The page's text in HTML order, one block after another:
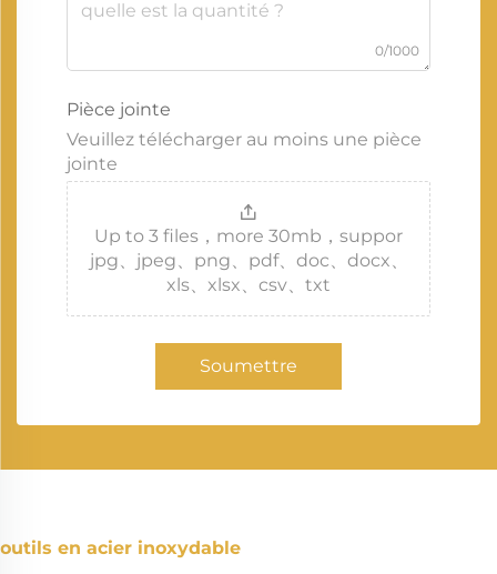
0/1000
Pièce jointe
Veuillez télécharger au moins une pièce
jointe
Up to 3 files，more 30mb，suppor
jpg、jpeg、png、pdf、doc、docx、
xls、xlsx、csv、txt
Soumettre
outils en acier inoxydable